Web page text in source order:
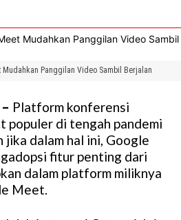
Mudahkan Panggilan Video Sambil Berjalan
Platform konferensi
populer di tengah pandemi
jika dalam hal ini, Google
fitur penting dari
dalam platform miliknya
Meet.